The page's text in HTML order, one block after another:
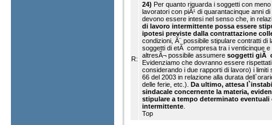
R:
24) Per quanto riguarda i soggetti con
lavoratori con piÃ¹ di quarantacinque anni
devono essere intesi nel senso che, in
di lavoro intermittente possa essere
ipotesi previste dalla contrattazione
condizioni, Ã¨ possibile stipulare contratti di
soggetti di etÃ compresa tra i venticinque e
altresÃ¬ possibile assumere soggetti giÃ
Evidenziamo che dovranno essere
considerando i due rapporti di lavoro) i limiti
66 del 2003 in relazione alla durata
delle ferie, etc.). Da ultimo, attesa
sindacale concernente la materia,
stipulare a tempo determinato
intermittente.
Top